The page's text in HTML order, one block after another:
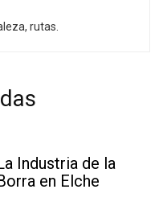
rutas.
Industria de la
en Elche